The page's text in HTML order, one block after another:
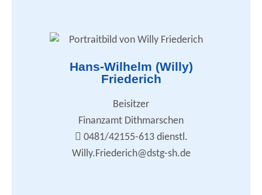
Hans-Wilhelm (Willy)
Friederich
Beisitzer
Finanzamt Dithmarschen
0481/42155-613 dienstl.
Willy.Friederich@dstg-sh.de
DSTG-Nachrichten
DSTG-Nachrichten - Redaktion
Tarifrecht / Arbeitskampf
Betreuung der Kollegen im Ruhestand
willy.friederich@dstg-sh.de